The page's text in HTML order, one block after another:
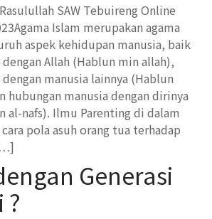
SAW Tebuireng Online
Islam merupakan agama
aspek kehidupan manusia, baik
Allah (Hablun min allah),
manusia lainnya (Hablun
hubungan manusia dengan dirinya
al-nafs). Ilmu Parenting di dalam
pola asuh orang tua terhadap
Generasi
?